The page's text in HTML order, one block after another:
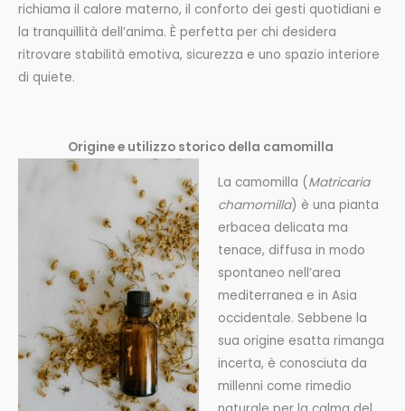
richiama il calore materno, il conforto dei gesti quotidiani e
la tranquillità dell’anima. È perfetta per chi desidera
ritrovare stabilità emotiva, sicurezza e uno spazio interiore
di quiete.
Origine e utilizzo storico della camomilla
La camomilla (Matricaria
chamomilla) è una pianta
erbacea delicata ma
tenace, diffusa in modo
spontaneo nell’area
mediterranea e in Asia
occidentale. Sebbene la
sua origine esatta rimanga
incerta, è conosciuta da
millenni come rimedio